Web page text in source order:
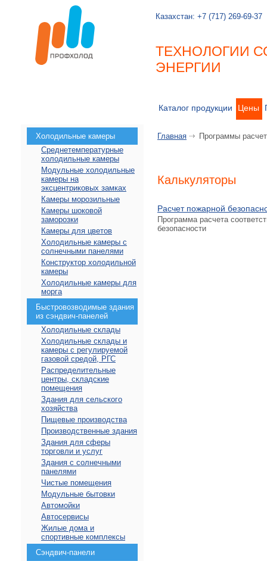
Казахстан:+7 (717) 269-69-37
ТЕХНОЛОГИИ
ЭНЕРГИИ
Каталог продукции Цены
Холодильные камеры
Среднетемпературные
холодильные камеры
Модульные холодильные
камеры на
эксцентриковых замках
Камеры морозильные
Камеры шоковой
заморозки
Камеры для цветов
Холодильные камеры с
солнечными панелями
Конструктор холодильной
камеры
Холодильные камеры для
морга
Быстровозводимые здания
из сэндвич-панелей
Холодильные склады
Холодильные склады и
камеры с регулируемой
газовой средой, РГС
Распределительные
центры, складские
помещения
Здания для сельского
хозяйства
Пищевые производства
Производственные здания
Здания для сферы
торговли и услуг
Здания с солнечными
панелями
Чистые помещения
Модульные бытовки
Автомойки
Автосервисы
Жилые дома и
спортивные комплексы
Сэндвич-панели
Главная Программы
Калькуляторы
Расчет пожарной
Программа расчета
безопасности